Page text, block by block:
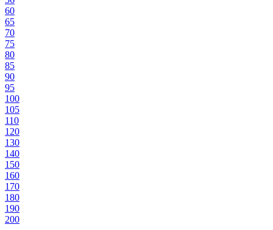
60
65
70
75
80
85
90
95
100
105
110
120
130
140
150
160
170
180
190
200